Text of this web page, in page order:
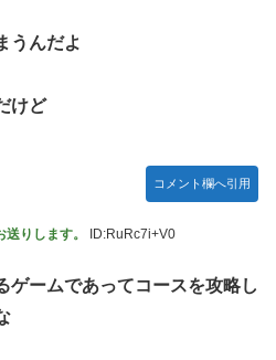
うんだよ
けど
コメント欄へ引用
りします。 ID:RuRc7i+V0
ゲームであってコースを攻略し